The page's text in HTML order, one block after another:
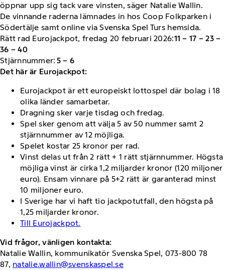
öppnar upp sig tack vare vinsten, säger Natalie Wallin.
De vinnande raderna lämnades in hos Coop Folkparken i
Södertälje samt online via Svenska Spel Turs hemsida.
Rätt rad Eurojackpot, fredag 20 februari 2026:11 – 17 – 23 –
36 – 40
Stjärnnummer: 5 – 6
Det här är Eurojackpot:
Eurojackpot är ett europeiskt lottospel där bolag i 18
olika länder samarbetar.
Dragning sker varje tisdag och fredag.
Spel sker genom att välja 5 av 50 nummer samt 2
stjärnnummer av 12 möjliga.
Spelet kostar 25 kronor per rad.
Vinst delas ut från 2 rätt + 1 rätt stjärnnummer. Högsta
möjliga vinst är cirka 1,2 miljarder kronor (120 miljoner
euro). Ensam vinnare på 5+2 rätt är garanterad minst
10 miljoner euro.
I Sverige har vi haft tio jackpotutfall, den högsta på
1,25 miljarder kronor.
Till Eurojackpot.
Vid frågor, vänligen kontakta:
Natalie Wallin, kommunikatör Svenska Spel, 073-800 78
87, natalie.wallin@svenskaspel.se